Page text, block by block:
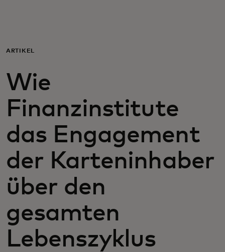
Für Unternehmen
Für die Welt
Für Innovatoren
Neuigkeiten und Trends
ARTIKEL
Wie
Finanzinstitute
das Engagement
der Karteninhaber
über den
gesamten
Lebenszyklus